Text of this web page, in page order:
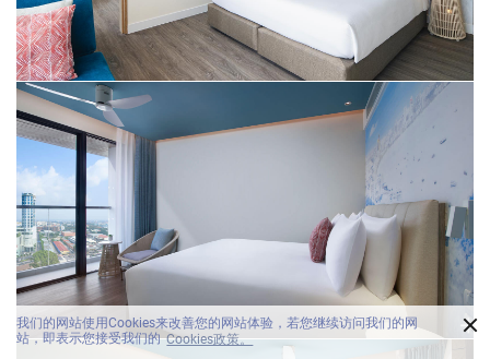
我们的网站使用Cookies来改善您的网站体验，若您继续访问我们的网
站，即表示您接受我们的Cookies政策。 ×